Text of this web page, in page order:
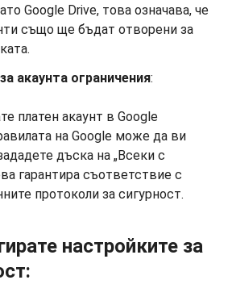
Google Drive, това означава, че
също ще бъдат отворени за
акаунта ограничения:
платен акаунт в Google
на Google може да ви
дъска на „Всеки с
гарантира съответствие с
протоколи за сигурност.
настройките за